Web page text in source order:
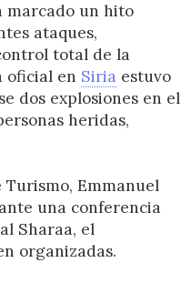
marcado un hito
ataques,
total de la
oficial en Siria estuvo
dos explosiones en el
heridas,
Emmanuel
una conferencia
Sharaa, el
organizadas.